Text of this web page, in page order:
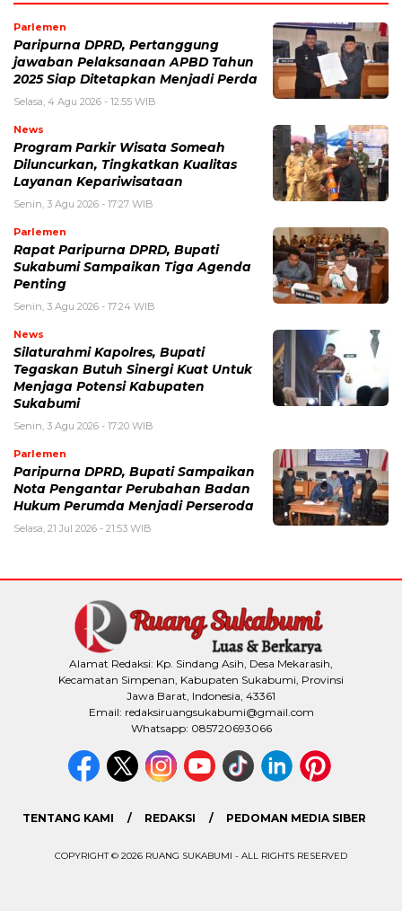
Parlemen
Paripurna DPRD, Pertanggung
jawaban Pelaksanaan APBD Tahun
2025 Siap Ditetapkan Menjadi Perda
Selasa, 4 Agu 2026 - 12:55 WIB
News
Program Parkir Wisata Someah
Diluncurkan, Tingkatkan Kualitas
Layanan Kepariwisataan
Senin, 3 Agu 2026 - 17:27 WIB
Parlemen
Rapat Paripurna DPRD, Bupati
Sukabumi Sampaikan Tiga Agenda
Penting
Senin, 3 Agu 2026 - 17:24 WIB
News
Silaturahmi Kapolres, Bupati
Tegaskan Butuh Sinergi Kuat Untuk
Menjaga Potensi Kabupaten
Sukabumi
Senin, 3 Agu 2026 - 17:20 WIB
Parlemen
Paripurna DPRD, Bupati Sampaikan
Nota Pengantar Perubahan Badan
Hukum Perumda Menjadi Perseroda
Selasa, 21 Jul 2026 - 21:53 WIB
Alamat Redaksi: Kp. Sindang Asih, Desa Mekarasih,
Kecamatan Simpenan, Kabupaten Sukabumi, Provinsi
Jawa Barat, Indonesia, 43361
Email: redaksiruangsukabumi@gmail.com
Whatsapp: 085720693066
TENTANG KAMI REDAKSI PEDOMAN MEDIA SIBER
COPYRIGHT © 2026 RUANG SUKABUMI - ALL RIGHTS RESERVED